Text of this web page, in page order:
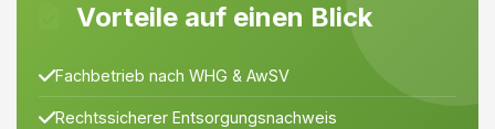
Vorteile auf einen Blick
Fachbetrieb nach WHG & AwSV
Rechtssicherer Entsorgungsnachweis